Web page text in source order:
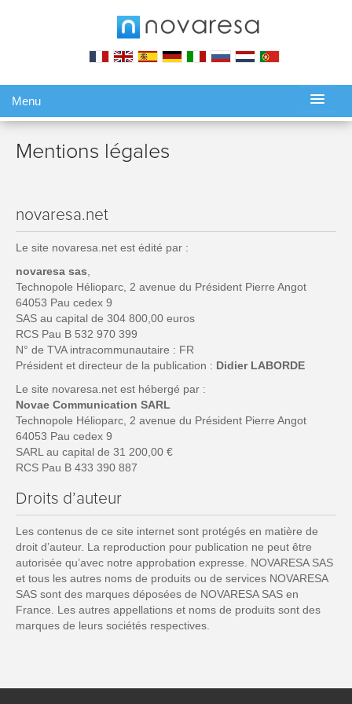
Menu
Mentions légales
novaresa.net
Le site novaresa.net est édité par :
novaresa sas
Technopole Hélioparc, 2 avenue du Président Pierre Angot
64053 Pau cedex 9
SAS au capital de 304 800,00 euros
RCS Pau B 532 970 399
N° de TVA intracommunautaire : FR
Président et directeur de la publication : Didier LABORDE
Le site novaresa.net est hébergé par :
Novae Communication SARL
Technopole Hélioparc, 2 avenue du Président Pierre Angot
64053 Pau cedex 9
SARL au capital de 31 200,00 €
RCS Pau B 433 390 887
Droits d’auteur
Les contenus de ce site internet sont protégés en matière de
droit d’auteur. La reproduction pour publication ne peut être
autorisée qu’avec notre approbation expresse. NOVARESA SAS
et tous les autres noms de produits ou de services NOVARESA
SAS sont des marques déposées de NOVARESA SAS en
France. Les autres appellations et noms de produits sont des
marques de leurs sociétés respectives.